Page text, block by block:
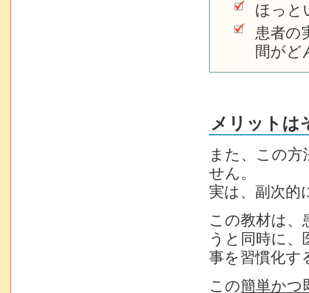
ほっと
患者の
間がど
メリットは
また、この
せん。
実は、副次的
この教材は、
うと同時に
事を習慣化す
この簡単かつ